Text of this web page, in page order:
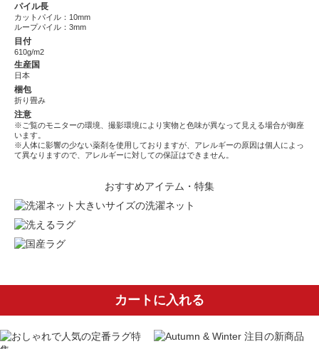
パイル長
カットパイル：10mm
ループパイル：3mm
目付
610g/m2
生産国
日本
梱包
折り畳み
注意
※ご覧のモニターの環境、撮影環境により実物と色味が異なって見える場合が御座
います。
※人体に影響の少ない薬剤を使用しておりますが、アレルギーの原因は個人によっ
て異なりますので、アレルギーに対しての保証はできません。
おすすめアイテム・特集
大きいサイズの洗濯ネット
カートに入れる